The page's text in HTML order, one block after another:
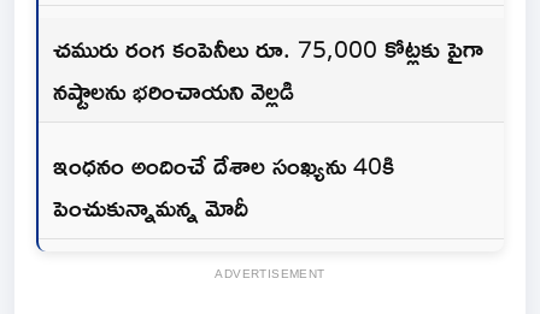
చమురు రంగ కంపెనీలు రూ. 75,000 కోట్లకు పైగా
నష్టాలను భరించాయని వెల్లడి
ఇంధనం అందించే దేశాల సంఖ్యను 40కి
పెంచుకున్నామన్న మోదీ
ADVERTISEMENT